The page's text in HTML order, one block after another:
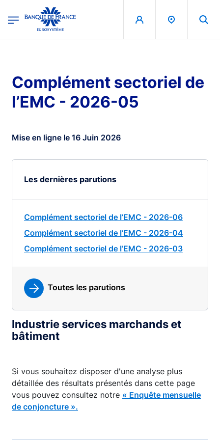
Banque de France - Menu Principal
Complément sectoriel de
l’EMC - 2026-05
Mise en ligne le 16 Juin 2026
Les dernières parutions
Complément sectoriel de l’EMC - 2026-06
Complément sectoriel de l’EMC - 2026-04
Complément sectoriel de l’EMC - 2026-03
Toutes les parutions
Industrie services marchands et
bâtiment
Si vous souhaitez disposer d'une analyse plus
détaillée des résultats présentés dans cette page
vous pouvez consultez notre « Enquête mensuelle
de conjoncture ».